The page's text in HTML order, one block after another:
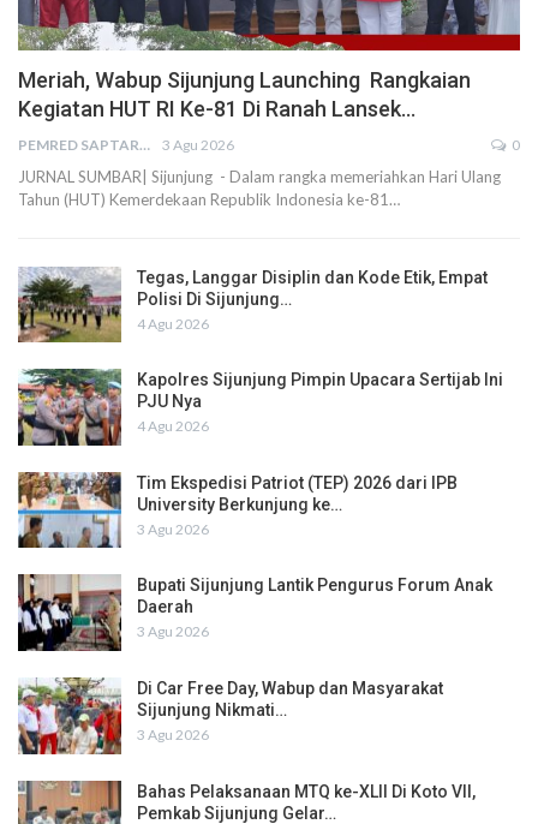
Meriah, Wabup Sijunjung Launching Rangkaian
Kegiatan HUT RI Ke-81 Di Ranah Lansek…
PEMRED SAPTARIUS 3 Agu 2026 0
JURNAL SUMBAR| Sijunjung - Dalam rangka memeriahkan Hari Ulang
Tahun (HUT) Kemerdekaan Republik Indonesia ke-81…
Tegas, Langgar Disiplin dan Kode Etik, Empat
Polisi Di Sijunjung…
4 Agu 2026
Kapolres Sijunjung Pimpin Upacara Sertijab Ini
PJU Nya
4 Agu 2026
Tim Ekspedisi Patriot (TEP) 2026 dari IPB
University Berkunjung ke…
3 Agu 2026
Bupati Sijunjung Lantik Pengurus Forum Anak
Daerah
3 Agu 2026
Di Car Free Day, Wabup dan Masyarakat
Sijunjung Nikmati…
3 Agu 2026
Bahas Pelaksanaan MTQ ke-XLII Di Koto VII,
Pemkab Sijunjung Gelar…